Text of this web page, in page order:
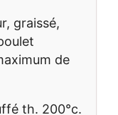
graissé,
de
th. 200°c.